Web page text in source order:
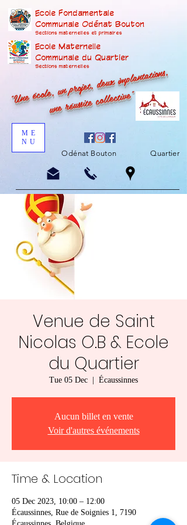
Ecole Fondamentale
Communale Odénat Bouton
Sections maternelles et primaires
Ecole Maternelle
Communale du Quartier
Sections maternelles
"Une école, un projet, deux implantations,
une réussite collective"
ME
NU
Odénat Bouton Quartier
Venue de Saint
Nicolas O.B & Ecole
du Quartier
Tue 05 Dec Écaussinnes
Aucun billet en vente
Voir d'autres événements
Time & Location
05 Dec 2023, 10:00 – 12:00
Écaussinnes, Rue de Soignies 1, 7190